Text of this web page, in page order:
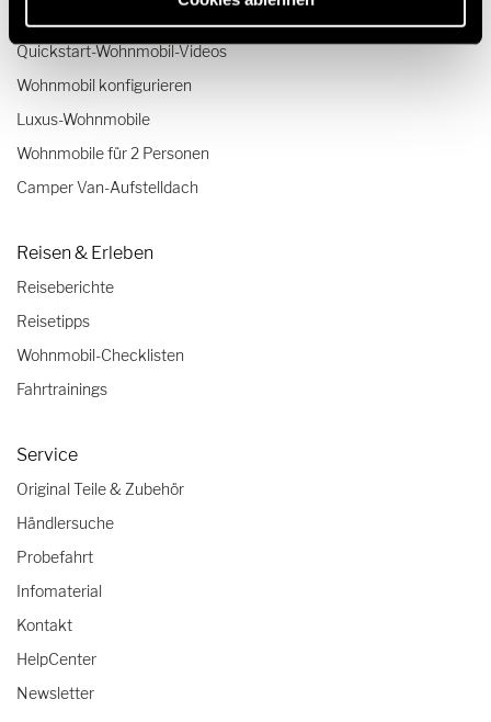
Quickstart-Wohnmobil-Videos
Wohnmobil konfigurieren
Luxus-Wohnmobile
Wohnmobile für 2 Personen
Camper Van-Aufstelldach
Reisen & Erleben
Reiseberichte
Reisetipps
Wohnmobil-Checklisten
Fahrtrainings
Service
Original Teile & Zubehör
Händlersuche
Probefahrt
Infomaterial
Kontakt
HelpCenter
Newsletter